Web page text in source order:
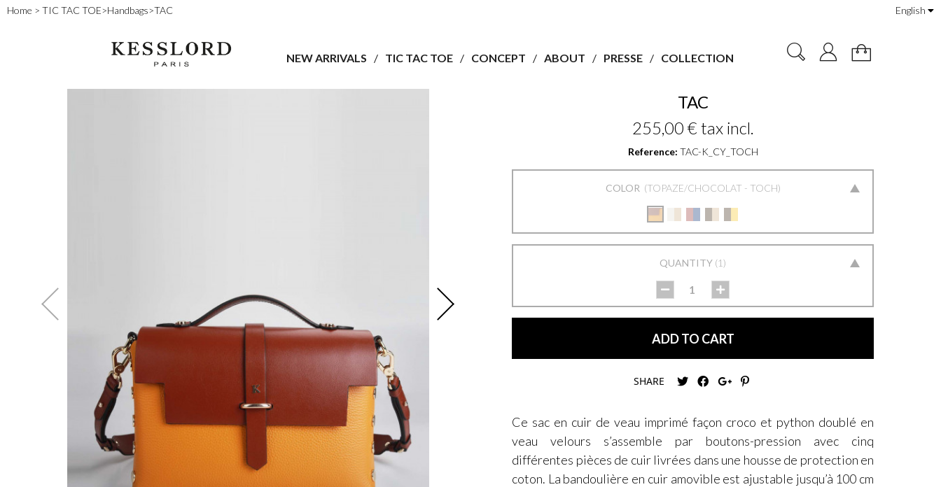
Home > TIC TAC TOE>Handbags>TAC English
NEW ARRIVALS TIC TAC TOE CONCEPT ABOUT PRESSE COLLECTION
TAC
255,00 € tax incl.
Reference: TAC-K_CY_TOCH
COLOR TOPAZE/CHOCOLAT - TOCH
QUANTITY 1
ADD TO CART
SHARE
Ce sac en cuir de veau imprimé façon croco et python doublé en
veau velours s’assemble par boutons-pression avec cinq
différentes pièces de cuir livrées dans une housse de protection en
coton. La bandoulière en cuir amovible est ajustable jusqu’à 100 cm